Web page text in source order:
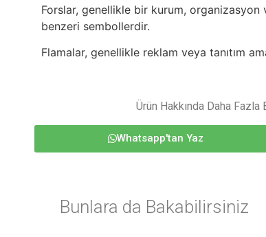
Forslar, genellikle bir kurum, organizasyon
benzeri sembollerdir.
Flamalar, genellikle reklam veya tanıtım
Ürün Hakkında Daha
Whatsapp'tan Yaz
Bunlara da Bakabilirsiniz